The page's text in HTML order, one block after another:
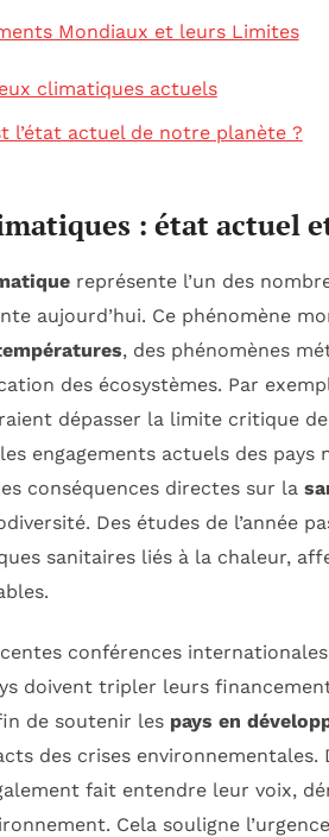
Mondiaux et leurs Limites
climatiques actuels
l’état actuel de notre planète ?
: état actuel
représente l’un des
aujourd’hui. Ce phénomène
, des phénomènes
des écosystèmes. Par
dépasser la limite critique de
engagements actuels des pays
conséquences directes sur la
Des études de l’année
sanitaires liés à la chaleur,
conférences
doivent tripler leurs
de soutenir les pays en
des crises environnementales.
fait entendre leur voix,
Cela souligne